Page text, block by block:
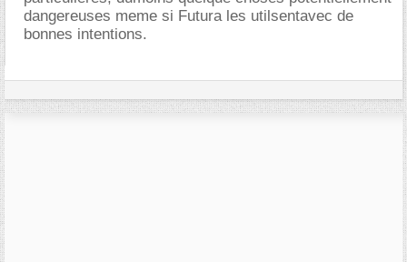
dangereuses meme si Futura les utilsentavec de
bonnes intentions.